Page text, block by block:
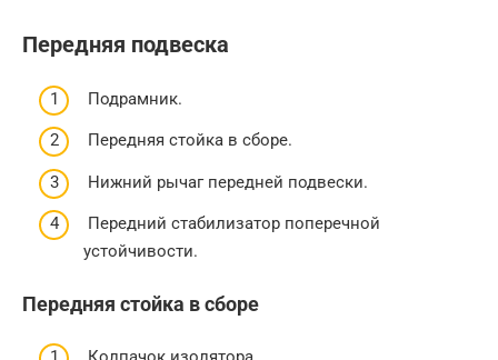
Передняя подвеска
Подрамник.
Передняя стойка в сборе.
Нижний рычаг передней подвески.
Передний стабилизатор поперечной
устойчивости.
Передняя стойка в сборе